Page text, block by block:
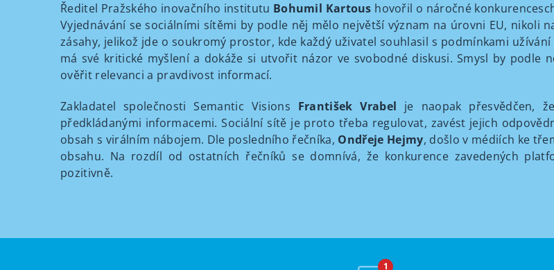
Ředitel Pražského inovačního institutu Bohumil Kartous hovořil o náročné
Vyjednávání se sociálními sítěmi by podle něj mělo největší význam na úrovni EU, nikoli
zásahy, jelikož jde o soukromý prostor, kde každý uživatel souhlasil s podmínkami užívání
má své kritické myšlení a dokáže si utvořit názor ve svobodné diskusi. Smysl by podle
ověřit relevanci a pravdivost informací.
Zakladatel společnosti Semantic Visions František Vrabel je naopak přesvědčen,
předkládanými informacemi. Sociální sítě je proto třeba regulovat, zavést jejich
obsah s virálním nábojem. Dle posledního řečníka, Ondřeje Hejmy, došlo v médiích ke
obsahu. Na rozdíl od ostatních řečníků se domnívá, že konkurence zavedených
pozitivně.